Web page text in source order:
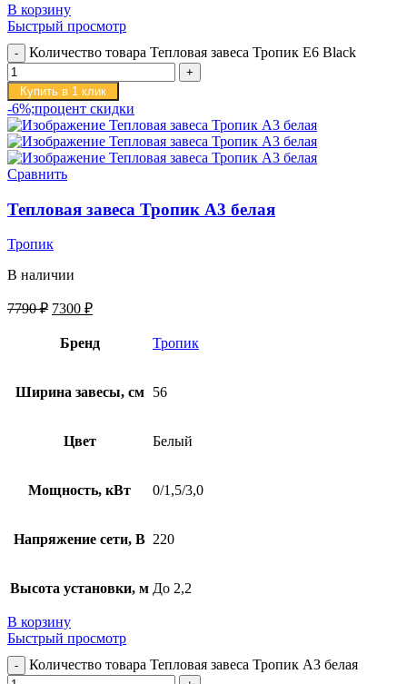
В корзину
Быстрый просмотр
Количество товара Тепловая завеса Тропик E6 Black
Купить в 1 клик
-6%;процент скидки
Сравнить
Тепловая завеса Тропик А3 белая
Тропик
В наличии
7790₽ 7300 ₽
Бренд Тропик
Ширина завесы, см 56
Цвет Белый
Мощность, кВт 0/1,5/3,0
Напряжение сети, В 220
Высота установки, м До 2,2
В корзину
Быстрый просмотр
Количество товара Тепловая завеса Тропик А3 белая